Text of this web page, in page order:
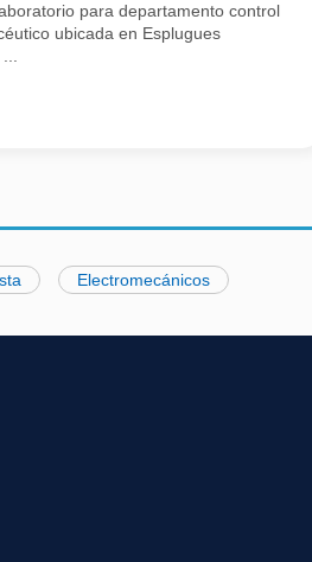
para departamento control
ubicada en Esplugues
Electromecánicos